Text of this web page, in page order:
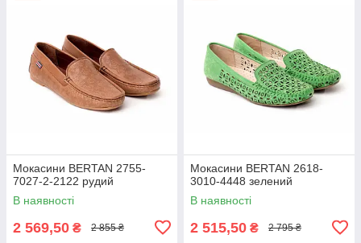
Мокасини BERTAN 2755-
7027-2-2122 рудий
В наявності
2 569,50 ₴ 2 855 ₴
Мокасини BERTAN 2618-
3010-4448 зелений
В наявності
2 515,50 ₴ 2 795 ₴